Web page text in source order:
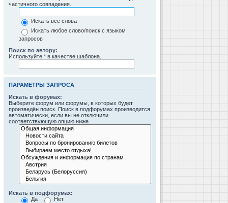
частичного совпадения.
Искать все слова
Искать любое слово/поиск с языком
запросов
Поиск по автору:
Используйте * в качестве шаблона.
ПАРАМЕТРЫ ЗАПРОСА
Искать в форумах:
Выберите форум или форумы, в которых будет
произведён поиск. Поиск в подфорумах производится
автоматически, если вы не отключили
соответствующую опцию ниже.
Искать в подфорумах:
Да
Нет